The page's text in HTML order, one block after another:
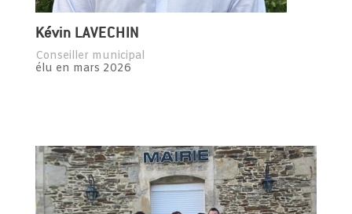
Kévin LAVECHIN
Conseiller municipal
élu en mars 2026